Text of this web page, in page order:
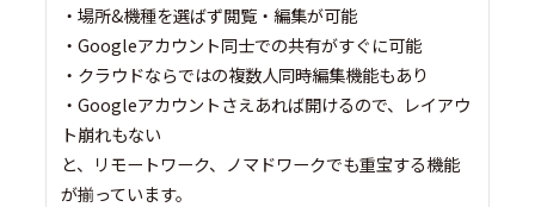
・場所&機種を選ばず閲覧・編集が可能
・Googleアカウント同士での共有がすぐに可能
・クラウドならではの複数人同時編集機能もあり
・Googleアカウントさえあれば開けるので、レイアウ
ト崩れもない
と、リモートワーク、ノマドワークでも重宝する機能
が揃っています。